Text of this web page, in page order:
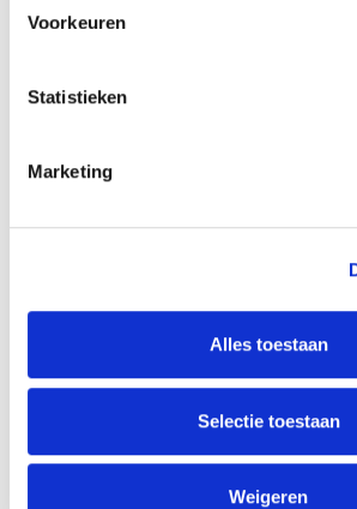
Voorkeuren
Statistieken
Marketing
Alles toestaan
Selectie toestaan
Weigeren